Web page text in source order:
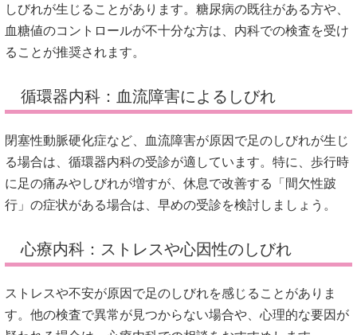
しびれが生じることがあります。 糖尿病の既往がある方や、
血糖値のコントロールが不十分な方は、内科での検査を受け
ることが推奨されます。
循環器内科：血流障害によるしびれ
閉塞性動脈硬化症など、血流障害が原因で足のしびれが生じ
る場合は、循環器内科の受診が適しています。 特に、歩行時
に足の痛みやしびれが増すが、休息で改善する「間欠性跛
行」の症状がある場合は、早めの受診を検討しましょう。
心療内科：ストレスや心因性のしびれ
ストレスや不安が原因で足のしびれを感じることがありま
す。 他の検査で異常が見つからない場合や、心理的な要因が